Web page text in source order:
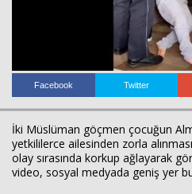
Facebook Twitter
İki Müslüman göçmen çocuğun
yetkililerce ailesinden zorla
olay sırasında korkup ağlayarak
video, sosyal medyada geniş yer